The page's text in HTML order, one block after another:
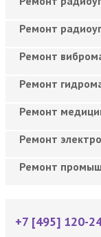
Ремонт
Ремонт
Ремонт
Ремонт
Ремонт
Ремонт
+7 [495] 120-